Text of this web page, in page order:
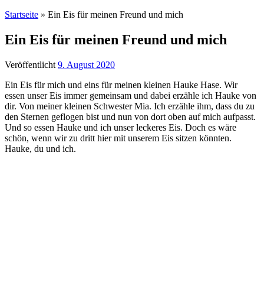
Startseite » Ein Eis für meinen Freund und mich
Ein Eis für meinen Freund und mich
Veröffentlicht 9. August 2020
Ein Eis für mich und eins für meinen kleinen Hauke Hase. Wir
essen unser Eis immer gemeinsam und dabei erzähle ich Hauke von
dir. Von meiner kleinen Schwester Mia. Ich erzähle ihm, dass du zu
den Sternen geflogen bist und nun von dort oben auf mich aufpasst.
Und so essen Hauke und ich unser leckeres Eis. Doch es wäre
schön, wenn wir zu dritt hier mit unserem Eis sitzen könnten.
Hauke, du und ich.